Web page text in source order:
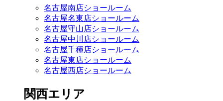
名古屋南店ショールーム
名古屋名東店ショールーム
名古屋守山店ショールーム
名古屋中川店ショールーム
名古屋千種店ショールーム
名古屋東店ショールーム
名古屋西店ショールーム
関西エリア